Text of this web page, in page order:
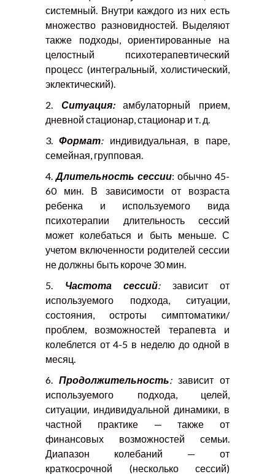
системный. Внутри каждого из них есть
множество разновидностей. Выделяют
также подходы, ориентированные на
целостный психотерапевтический
процесс (интегральный, холистический,
эклектический).
2. Ситуация:амбулаторный прием,
дневной стационар, стационар и т. д.
3.Формат:индивидуальная, в паре,
семейная, групповая.
4.Длительность сессии: обычно 45-
60 мин. В зависимости от возраста
ребенка и используемого вида
психотерапии длительность сессий
может колебаться и быть меньше. С
учетом включенности родителей сессии
не должны быть короче 30 мин.
5. Частота сессий: зависит от
используемого подхода, ситуации,
состояния, остроты симптоматики/
проблем, возможностей терапевта и
колеблется от 4-5 в неделю до одной в
месяц.
6. Продолжительность:зависит от
используемого подхода, целей,
ситуации, индивидуальной динамики, в
частной практике — также от
финансовых возможностей семьи.
Диапазон колебаний — от
краткосрочной (несколько сессий)